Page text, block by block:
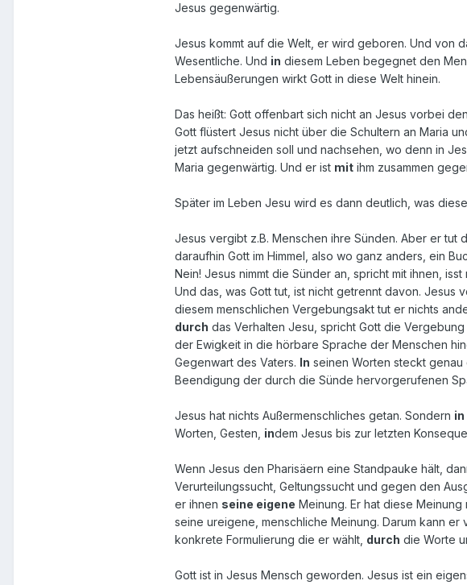
Jesus gegenwärtig.
Jesus kommt auf die Welt, er wird geboren. Und von
Wesentliche. Und in diesem Leben begegnet den
Lebensäußerungen wirkt Gott in diese Welt hinein.
Das heißt: Gott offenbart sich nicht an Jesus vorbei
Gott flüstert Jesus nicht über die Schultern an Maria
jetzt aufschneiden soll und nachsehen, wo denn in
Maria gegenwärtig. Und er ist mit ihm zusammen
Später im Leben Jesu wird es dann deutlich, was
Jesus vergibt z.B. Menschen ihre Sünden. Aber er
daraufhin Gott im Himmel, also wo ganz anders, ein
Nein! Jesus nimmt die Sünder an, spricht mit ihnen,
Und das, was Gott tut, ist nicht getrennt davon. Jesus
diesem menschlichen Vergebungsakt tut er nichts
durch das Verhalten Jesu, spricht Gott die
der Ewigkeit in die hörbare Sprache der Menschen
Gegenwart des Vaters. In seinen Worten steckt
Beendigung der durch die Sünde hervorgerufenen
Jesus hat nichts Außermenschliches getan. Sondern in
Worten, Gesten, indem Jesus bis zur letzten
Wenn Jesus den Pharisäern eine Standpauke hält,
Verurteilungssucht, Geltungssucht und gegen den
er ihnen seine eigene Meinung. Er hat diese
seine ureigene, menschliche Meinung. Darum kann er
konkrete Formulierung die er wählt, durch die Worte
Gott ist in Jesus Mensch geworden. Jesus ist ein